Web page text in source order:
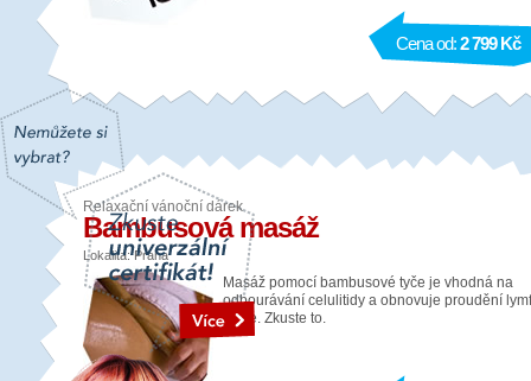
Cena od:2 799 Kč
Relaxační vánoční dárek
Bambusová masáž
Lokalita: Praha
Masáž pomocí bambusové tyče je vhodná na
odbourávání celulitidy a obnovuje proudění
v těle. Zkuste to.